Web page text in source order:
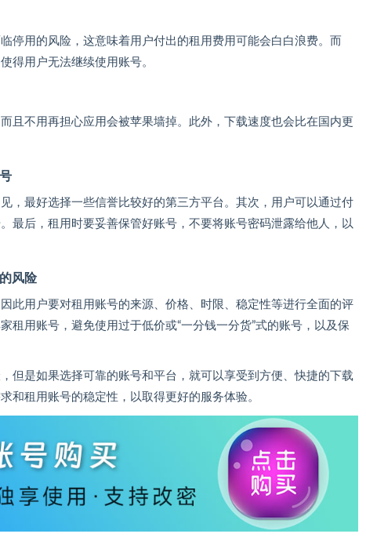
停用的风险，这意味着用户付出的租用费用可能会白白浪费。而
得用户无法继续使用账号。
且不用再担心应用会被苹果墙掉。此外，下载速度也会比在国内更
，最好选择一些信誉比较好的第三方平台。其次，用户可以通过付
最后，租用时要妥善保管好账号，不要将账号密码泄露给他人，以
风险
此用户要对租用账号的来源、价格、时限、稳定性等进行全面的评
租用账号，避免使用过于低价或“一分钱一分货”式的账号，以及保
但是如果选择可靠的账号和平台，就可以享受到方便、快捷的下载
和租用账号的稳定性，以取得更好的服务体验。